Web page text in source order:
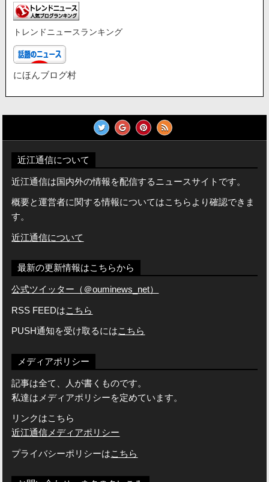
トレンドニュースランキング
にほんブログ村
近江通信について
近江通信は国内外の情報を配信するニュースサイトです。
概要と運営者に関する情報についてはこちらより確認できま
す。
近江通信について
最新の更新情報はこちらから
公式ツイッター（＠ouminews_net）
RSS FEEDはこちら
PUSH通知を受け取るにはこちら
メディアポリシー
記事は全て、人が書くものです。
私達はメディアポリシーを定めています。
リンクはこちら
近江通信メディアポリシー
プライバシーポリシーはこちら